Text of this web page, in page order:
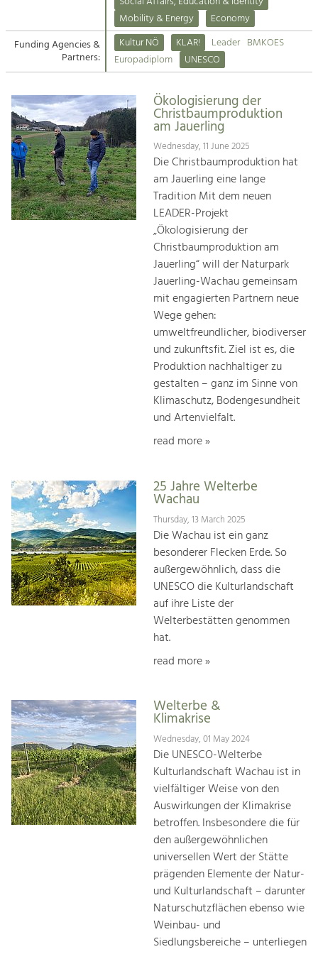
Suche
Impressum
Kontakt
Tourism
Offer Development and Positioning
Art & Culture
Crafts, Science and Research.
Social Affairs, Education
& Identity
Equality, Youth and Integration.
Climate Change, Public Transport and
Increase in Regional Value Added.
Mobility & Energy
Economy
Funding Agencies &
Partners:
Kultur NÖ KLAR! Leader BMKOES
Europadiplom
UNESCO
Ökologisierung der
Christbaumproduktion
am Jauerling
Wednesday, 11 June 2025
Die Christbaumproduktion hat
am Jauerling eine lange
Tradition Mit dem neuen
LEADER-Projekt
„Ökologisierung der
Christbaumproduktion am
Jauerling“ will der Naturpark
Jauerling-Wachau gemeinsam
mit engagierten Partnern neue
Wege gehen:
umweltfreundlicher, biodiverser
und zukunftsfit. Ziel ist es, die
Produktion nachhaltiger zu
gestalten – ganz im Sinne von
Klimaschutz, Bodengesundheit
und Artenvielfalt.
read more »
25 Jahre Welterbe
Wachau
Thursday, 13 March 2025
Die Wachau ist ein ganz
besonderer Flecken Erde. So
außergewöhnlich, dass die
UNESCO die Kulturlandschaft
auf ihre Liste der
Welterbestätten genommen
hat.
read more »
Welterbe &
Klimakrise
Wednesday, 01 May 2024
Die UNESCO-Welterbe
Kulturlandschaft Wachau ist in
vielfältiger Weise von den
Auswirkungen der Klimakrise
betroffen. Insbesondere die für
den außergewöhnlichen
universellen Wert der Stätte
prägenden Elemente der Natur-
und Kulturlandschaft – darunter
Naturschutzflächen ebenso wie
Weinbau- und
Siedlungsbereiche – unterliegen